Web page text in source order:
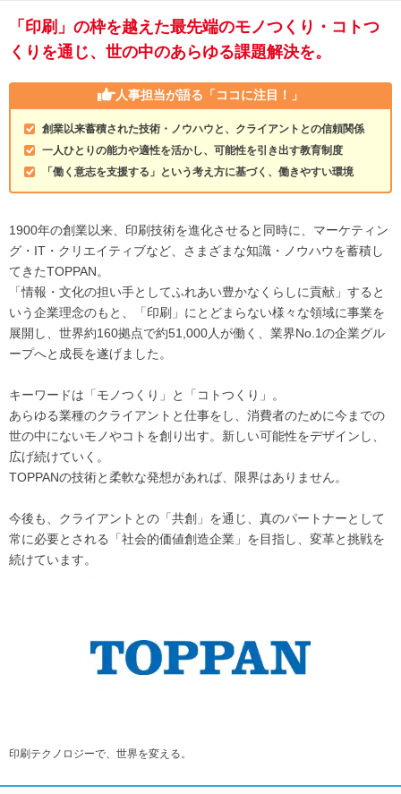
「印刷」の枠を越えた最先端のモノつくり・コトつ
くりを通じ、世の中のあらゆる課題解決を。
人事担当が語る 「ココに注目！」
創業以来蓄積された技術・ノウハウと、クライアントとの信頼関係
一人ひとりの能力や適性を活かし、可能性を引き出す教育制度
「働く意志を支援する」という考え方に基づく、働きやすい環境
1900年の創業以来、印刷技術を進化させると同時に、マーケティン
グ・IT・クリエイティブなど、さまざまな知識・ノウハウを蓄積し
てきたTOPPAN。
「情報・文化の担い手としてふれあい豊かなくらしに貢献」すると
いう企業理念のもと、「印刷」にとどまらない様々な領域に事業を
展開し、世界約160拠点で約51,000人が働く、業界No.1の企業グル
ープへと成長を遂げました。
キーワードは「モノつくり」と「コトつくり」。
あらゆる業種のクライアントと仕事をし、消費者のために今までの
世の中にないモノやコトを創り出す。新しい可能性をデザインし、
広げ続けていく。
TOPPANの技術と柔軟な発想があれば、限界はありません。
今後も、クライアントとの「共創」を通じ、真のパートナーとして
常に必要とされる「社会的価値創造企業」を目指し、変革と挑戦を
続けています。
印刷テクノロジーで、世界を変える。